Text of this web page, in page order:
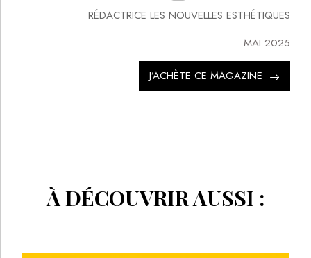
RÉDACTRICE LES NOUVELLES ESTHÉTIQUES
MAI 2025
J’ACHÈTE CE MAGAZINE
À DÉCOUVRIR AUSSI :